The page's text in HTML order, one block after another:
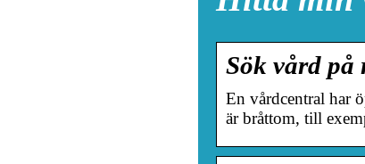
Sök vård på
En vårdcentral har
är bråttom, till